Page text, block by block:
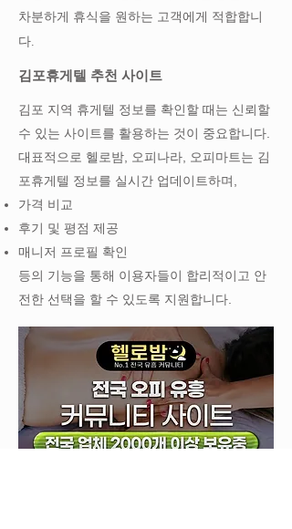
차분하게 휴식을 원하는 고객에게 적합합니
다.
김포휴게텔 추천 사이트
김포 지역 휴게텔 정보를 확인할 때는 신뢰할
수 있는 사이트를 활용하는 것이 중요합니다.
대표적으로 헬로밤, 오피나라, 오피마트는 김
포휴게텔 정보를 실시간 업데이트하며,
가격 비교
후기 및 평점 제공
매니저 프로필 확인
등의 기능을 통해 이용자들이 합리적이고 안
전한 선택을 할 수 있도록 지원합니다.